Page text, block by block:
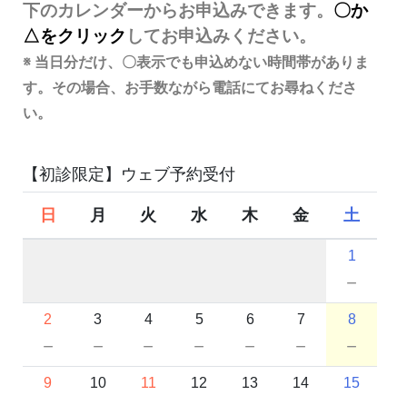
下のカレンダーからお申込みできます。 〇か
△をクリック してお申込みください。
※ 当日分だけ、〇表示でも申込めない時間帯がありま
す。その場合、お手数ながら電話にてお尋ねくださ
い。
【初診限定】ウェブ予約受付
日 月 火 水 木 金 土
1
－
2
－
3
－
4
－
5
－
6
－
7
－
8
－
9 10 11 12 13 14 15